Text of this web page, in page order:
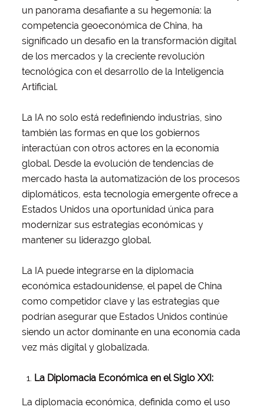
un panorama desafiante a su hegemonía: la
competencia geoeconómica de China, ha
significado un desafío en la transformación digital
de los mercados y la creciente revolución
tecnológica con el desarrollo de la Inteligencia
Artificial.
La IA no solo está redefiniendo industrias, sino
también las formas en que los gobiernos
interactúan con otros actores en la economía
global. Desde la evolución de tendencias de
mercado hasta la automatización de los procesos
diplomáticos, esta tecnología emergente ofrece a
Estados Unidos una oportunidad única para
modernizar sus estrategias económicas y
mantener su liderazgo global.
La IA puede integrarse en la diplomacia
económica estadounidense, el papel de China
como competidor clave y las estrategias que
podrían asegurar que Estados Unidos continúe
siendo un actor dominante en una economía cada
vez más digital y globalizada.
La Diplomacia Económica en el Siglo XXI:
La diplomacia económica, definida como el uso